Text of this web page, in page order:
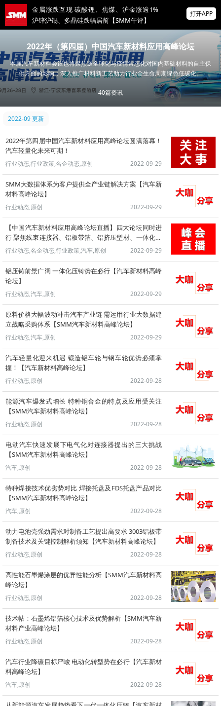
金属涨跌互现 碳酸锂、焦煤、沪金涨逾1%
沪锌沪锡、多晶硅跌幅居前【SMM午评】
【汽车会】安安新材料 邀您共聚 SMM
ASCC2026（第八届）汽车供应链大会
为有色行业打造的神器
打开APP
2022年（第四届）中国汽车新材料应用高峰论坛
本届汽车新材料会议也将聚焦逆全球化与疫情常态化对国内基础材料的自主保
供方面的影响；深入推广材料新工艺助力行业全⽣命周期绿色低碳化。
40篇资讯
2022-09 更新
2022年第四届中国汽车新材料应用高峰论坛圆满落幕！
汽车轻量化未来可期！
行业动态,行业政策,名企动态,原创 2022-09-29
SMM大数据体系为客户提供全产业链解决方案【汽车新
材料高峰论坛】
行业动态,原创 2022-09-29
【中国汽车新材料应用高峰论坛直播】四大论坛同时进
行 聚焦线束连接器、铝板带箔、铝挤压型材、一体化压
铸领域
行业动态,名企动态,行业政策,汽车,原创 2022-09-29
铝压铸前景广阔 一体化压铸势在必行【汽车新材料高峰
论坛】
行业动态,汽车,原创 2022-09-29
原料价格大幅波动冲击汽车产业链 需运用行业大数据建
立战略采购体系【SMM汽车新材料高峰论坛】
行业动态,汽车,原创 2022-09-29
汽车轻量化迎来机遇 锻造铝车轮与钢车轮优势必须掌
握！【汽车新材料高峰论坛】
行业动态,原创 2022-09-28
能源汽车爆发式增长 特种铜合金的特点及应用受关注
【SMM汽车新材料高峰论坛】
行业动态,原创 2022-09-28
电动汽车快速发展下电气化对连接器提出的三大挑战
【SMM汽车新材料高峰论坛】
汽车,原创 2022-09-28
特种焊接技术优劣势对比 焊接托盘及FDS托盘产品对比
【SMM汽车新材料高峰论坛】
汽车,原创 2022-09-28
动力电池壳强劲需求对制备工艺提出高要求 3003铝板带
制备技术及关键控制解析须知【汽车新材料高峰论坛】
行业动态,原创 2022-09-28
高性能石墨烯涂层的优异性能分析【SMM汽车新材料高
峰论坛】
行业动态,原创 2022-09-28
技术帖：石墨烯铝箔核心技术及优势解析【SMM汽车新
材料产业高峰论坛】
行业动态,原创 2022-09-28
汽车行业降碳目标严峻 电动化转型势在必行【汽车新材
料高峰论坛】
汽车,原创 2022-09-28